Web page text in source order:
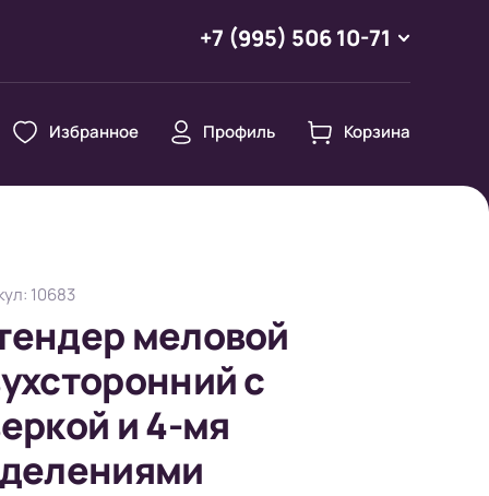
+7 (995) 506 10-71
Избранное Профиль Корзина
10683
меловой
с
и 4-мя